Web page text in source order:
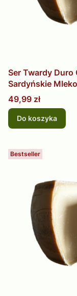
Ser Twardy Duro
Cena
49,99 zł
Do koszyka
Bestseller